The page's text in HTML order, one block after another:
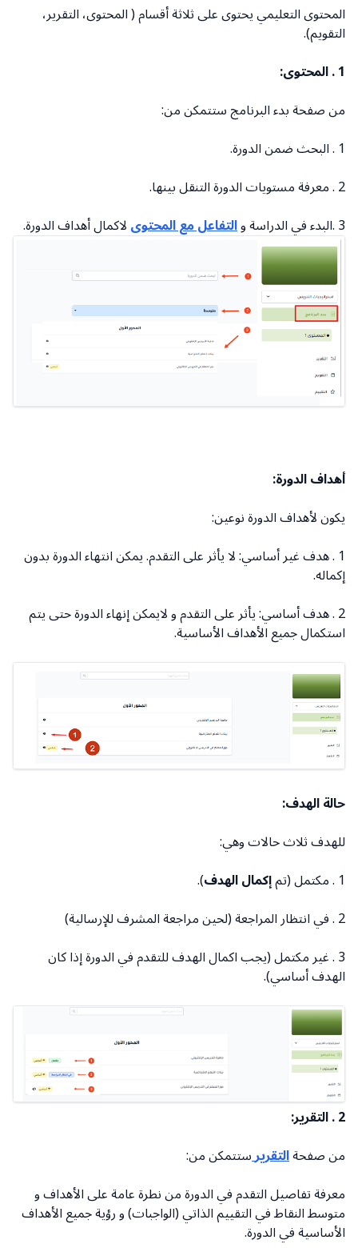
المحتوى التعليمي يحتوى على ثلاثة أقسام ( المحتوى، التقرير،
التقويم).
1 . المحتوى:
من صفحة بدء البرنامج ستتمكن من:
1 . البحث ضمن الدورة.
2 . معرفة مستويات الدورة التنقل بينها.
3 .البدء في الدراسة و
التفاعل مع المحتوىلاكمال أهداف الدورة.
أهداف الدورة:
يكون لأهداف الدورة نوعين:
1 . هدف غير أساسي: لا يأثر على التقدم. يمكن انتهاء الدورة بدون
إكماله.
2 . هدف أساسي: يأثر على التقدم و لايمكن إنهاء الدورة حتى يتم
استكمال جميع الأهداف الأساسية.
حالة الهدف:
للهدف ثلاث حالات وهي:
1 . مكتمل (تم
إكمال الهدف).
2 . في انتظار المراجعة (لحين مراجعة المشرف للإرسالية)
3 . غير مكتمل (يجب اكمال الهدف للتقدم في الدورة إذا كان
الهدف أساسي).
2 . التقرير:
من صفحةالتقريرستتمكن من:
معرفة تفاصيل التقدم في الدورة من نطرة عامة على الأهداف و
متوسط النقاط في التقييم الذاتي (الواجبات) و رؤية جميع الأهداف
الأساسية في الدورة.